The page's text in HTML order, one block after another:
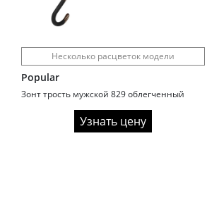
Несколько расцветок модели
Popular
Зонт трость мужской 829 облегченный
Узнать цену